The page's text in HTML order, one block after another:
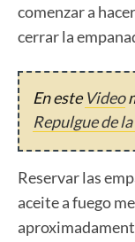
comenzar a
cerrar la
En esteVideo
Repulgue de
Reservar las
aceite a fuego